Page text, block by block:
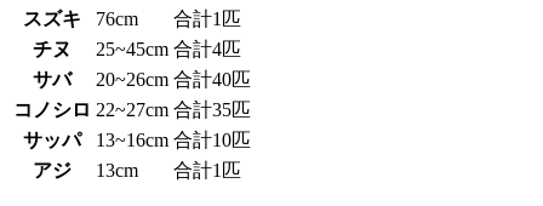
スズキ
76cm
合計1匹
チヌ
25~45cm 合計4匹
サバ
20~26cm 合計40匹
コノシロ 22~27cm 合計35匹
サッパ
13~16cm 合計10匹
アジ
13cm 合計1匹